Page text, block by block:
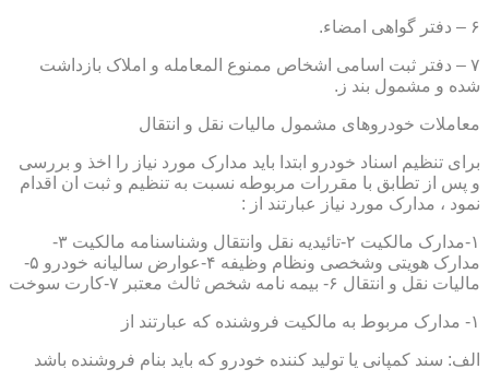
۶ – دفتر گواهی امضاء.
۷ – دفتر ثبت اسامی اشخاص ممنوع المعامله و املاک بازداشت
شده و مشمول بند ز.
معاملات خودروهای مشمول مالیات نقل و انتقال
برای تنظیم اسناد خودرو ابتدا باید مدارک مورد نیاز را اخذ و بررسی
و پس از تطابق با مقررات مربوطه نسبت به تنظیم و ثبت ان اقدام
نمود ، مدارک مورد نیاز عبارتند از :
۱-مدارک مالکیت ۲-تائیدیه نقل وانتقال وشناسنامه مالکیت ۳-
مدارک هویتی وشخصی ونظام وظیفه ۴-عوارض سالیانه خودرو ۵-
مالیات نقل و انتقال ۶- بیمه نامه شخص ثالث معتبر ۷-کارت سوخت
۱- مدارک مربوط به مالکیت فروشنده که عبارتند از
الف: سند کمپانی یا تولید کننده خودرو که باید بنام فروشنده باشد